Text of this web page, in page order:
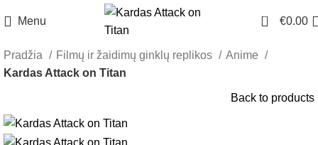
Menu 0 €0.00
Pradžia Filmų ir žaidimų ginklų replikos
Anime
Kardas Attack on Titan
Back to products